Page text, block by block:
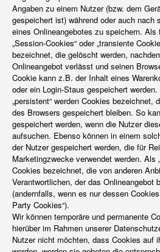
Angaben zu einem Nutzer (bzw. dem
gespeichert ist) während oder auch nach
eines Onlineangebotes zu speichern. Als
„Session-Cookies“ oder „transiente
bezeichnet, die gelöscht werden,
Onlineangebot verlässt und seinen
Cookie kann z.B. der Inhalt eines
oder ein Login-Staus gespeichert werden.
„persistent“ werden Cookies bezeichnet,
des Browsers gespeichert bleiben. So
gespeichert werden, wenn die Nutzer
aufsuchen. Ebenso können in einem
der Nutzer gespeichert werden, die für
Marketingzwecke verwendet werden. Als
Cookies bezeichnet, die von anderen
Verantwortlichen, der das Onlineangebot
(andernfalls, wenn es nur dessen
Party Cookies“).
Wir können temporäre und permanente
hierüber im Rahmen unserer
Nutzer nicht möchten, dass Cookies auf